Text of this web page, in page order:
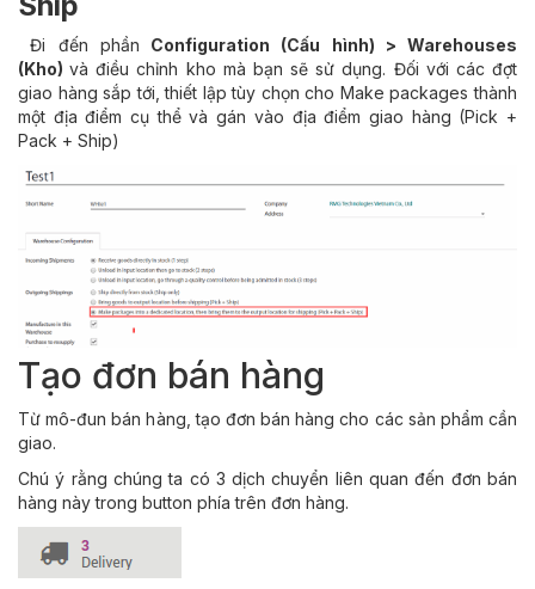
Đi đến phần Configuration (Cấu hình) > Warehouses
(Kho)và điều chỉnh kho mà bạn sẽ sử dụng. Đối với các đợt
giao hàng sắp tới, thiết lập tùy chọn cho Make packages thành
một địa điểm cụ thể và gán vào địa điểm giao hàng (Pick +
Pack + Ship)
Tạo đơn bán hàng
Từ mô-đun bán hàng, tạo đơn bán hàng cho các sản phẩm cần
giao.
Chú ý rằng chúng ta có 3 dịch chuyển liên quan đến đơn bán
hàng này trong button phía trên đơn hàng.